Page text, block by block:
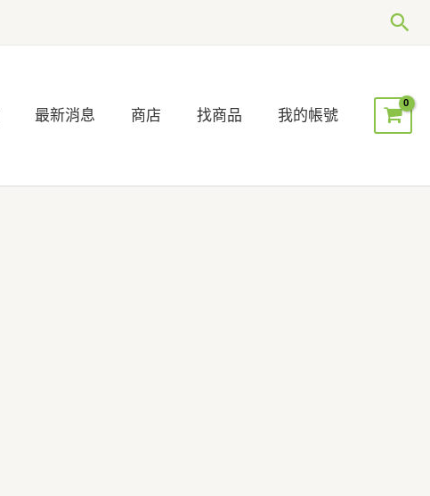
搜
最新消息 商店 找商品 我的帳號